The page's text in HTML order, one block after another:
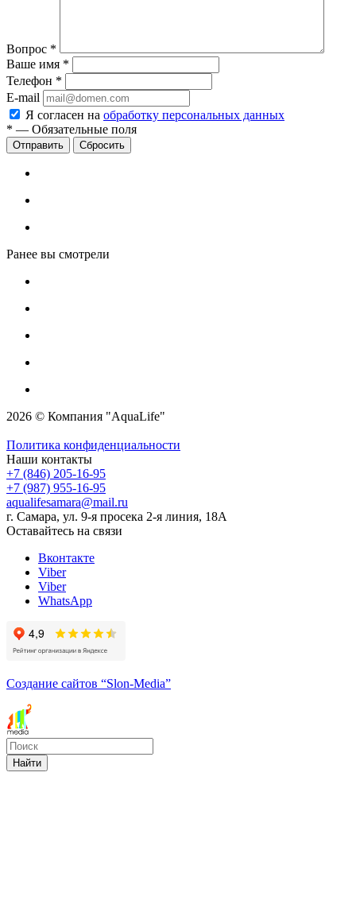
Вопрос *
Ваше имя *
Телефон *
E-mail
Я согласен на обработку персональных данных
* — Обязательные поля
Сбросить
Ранее вы смотрели
2026 © Компания "AquaLife"
Политика конфиденциальности
Наши контакты
+7 (846) 205-16-95
+7 (987) 955-16-95
aqualifesamara@mail.ru
г. Самара, ул. 9-я просека 2-я линия, 18А
Оставайтесь на связи
Вконтакте
Viber
Viber
WhatsApp
Создание сайтов “Slon-Media”
Найти